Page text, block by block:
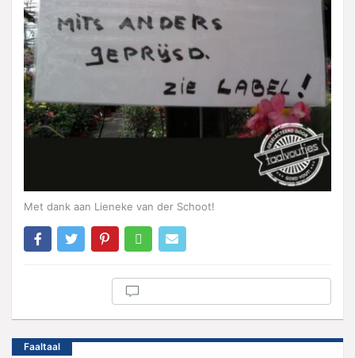
Met dank aan Lieneke van der Schoot!
Faaltaal